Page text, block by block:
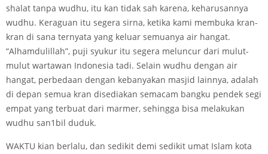
shalat tanpa wudhu, itu kan tidak sah karena, keharusannya
wudhu. Keraguan itu segera sirna, ketika kami membuka kran-
kran di sana ternyata yang keluar semuanya air hangat.
“Alhamdulillah”, puji syukur itu segera meluncur dari mulut-
mulut wartawan Indonesia tadi. Selain wudhu dengan air
hangat, perbedaan dengan kebanyakan masjid lainnya, adalah
di depan semua kran disediakan semacam bangku pendek segi
empat yang terbuat dari marmer, sehingga bisa melakukan
wudhu san1bil duduk.
WAKTU kian berlalu, dan sedikit demi sedikit umat Islam kota